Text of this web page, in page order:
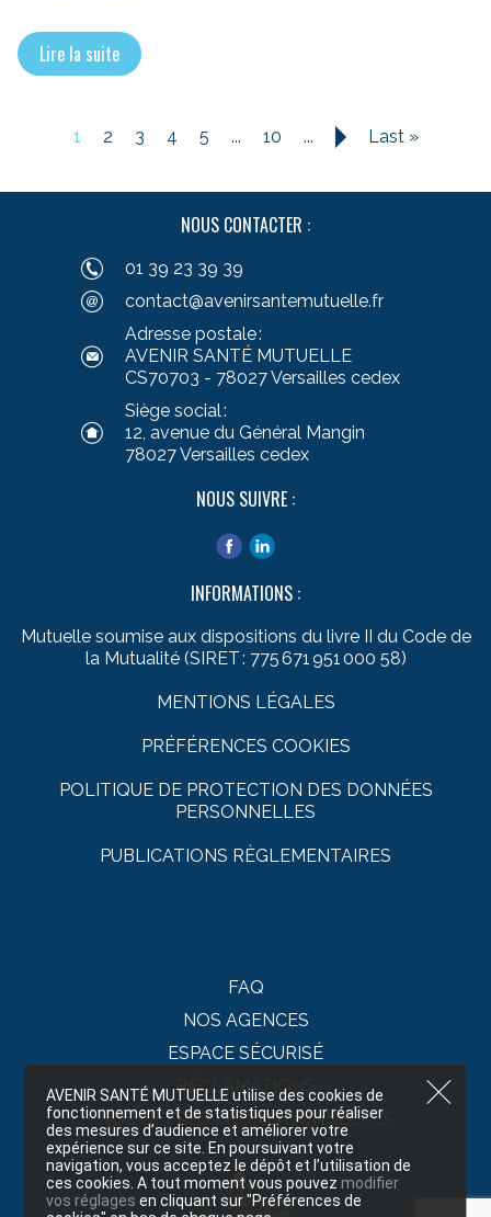
Lire la suite
1 2 3 4 5 ... 10
...
Last »
NOUS CONTACTER :
01 39 23 39 39
contact@avenirsantemutuelle.fr
Adresse postale :
AVENIR SANTÉ MUTUELLE
CS70703 - 78027 Versailles cedex
Siège social :
12, avenue du Général Mangin
78027 Versailles cedex
NOUS SUIVRE :
INFORMATIONS :
Mutuelle soumise aux dispositions du livre II du Code de
la Mutualité (SIRET : 775 671 951 000 58)
MENTIONS LÉGALES
PRÉFÉRENCES COOKIES
POLITIQUE DE PROTECTION DES DONNÉES
PERSONNELLES
PUBLICATIONS RÈGLEMENTAIRES
FAQ
NOS AGENCES
ESPACE SÉCURISÉ
RÉCLAMATIONS
NOS OFFRES PROMOTIONNELLES
AVENIR SANTÉ MUTUELLE utilise des cookies de
fonctionnement et de statistiques pour réaliser
des mesures d’audience et améliorer votre
expérience sur ce site. En poursuivant votre
navigation, vous acceptez le dépôt et l’utilisation de
ces cookies. A tout moment vous pouvez modifier
vos réglages en cliquant sur "Préférences de